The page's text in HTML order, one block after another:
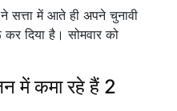
सत्ता में आते ही अपने चुनावी
दिया है। सोमवार को
में कमा रहे हैं 2